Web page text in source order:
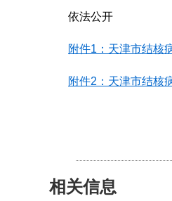
依法公开
附件1：天津市结核
附件2：天津市结核
相关信息